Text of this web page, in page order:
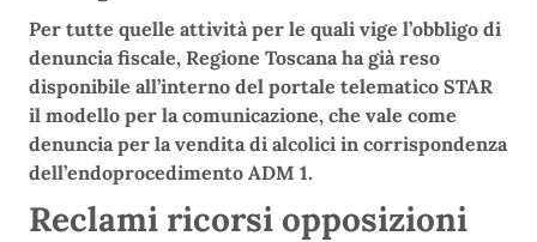
Per tutte quelle attività per le quali vige l’obbligo di
denuncia fiscale, Regione Toscana ha già reso
disponibile all’interno del portale telematico STAR
il modello per la comunicazione, che vale come
denuncia per la vendita di alcolici in corrispondenza
dell’endoprocedimento ADM 1.
Reclami ricorsi opposizioni